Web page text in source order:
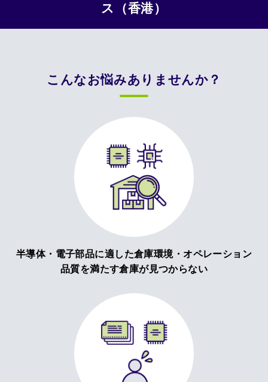
ス（香港）
こんなお悩みありませんか？
半導体・電子部品に適した倉庫環境・オペレーション
品質を満たす倉庫が見つからない